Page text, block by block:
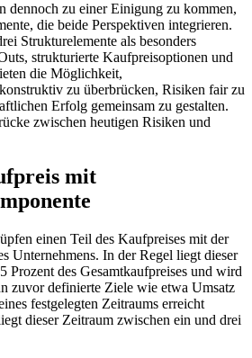
dennoch zu einer Einigung zu kommen,
die beide Perspektiven integrieren.
Strukturelemente als besonders
strukturierte Kaufpreisoptionen und
die Möglichkeit,
zu überbrücken, Risiken fair zu
Erfolg gemeinsam zu gestalten.
zwischen heutigen Risiken und
mit
einen Teil des Kaufpreises mit der
Unternehmens. In der Regel liegt dieser
Prozent des Gesamtkaufpreises und wird
zuvor definierte Ziele wie etwa Umsatz
festgelegten Zeitraums erreicht
dieser Zeitraum zwischen ein und drei